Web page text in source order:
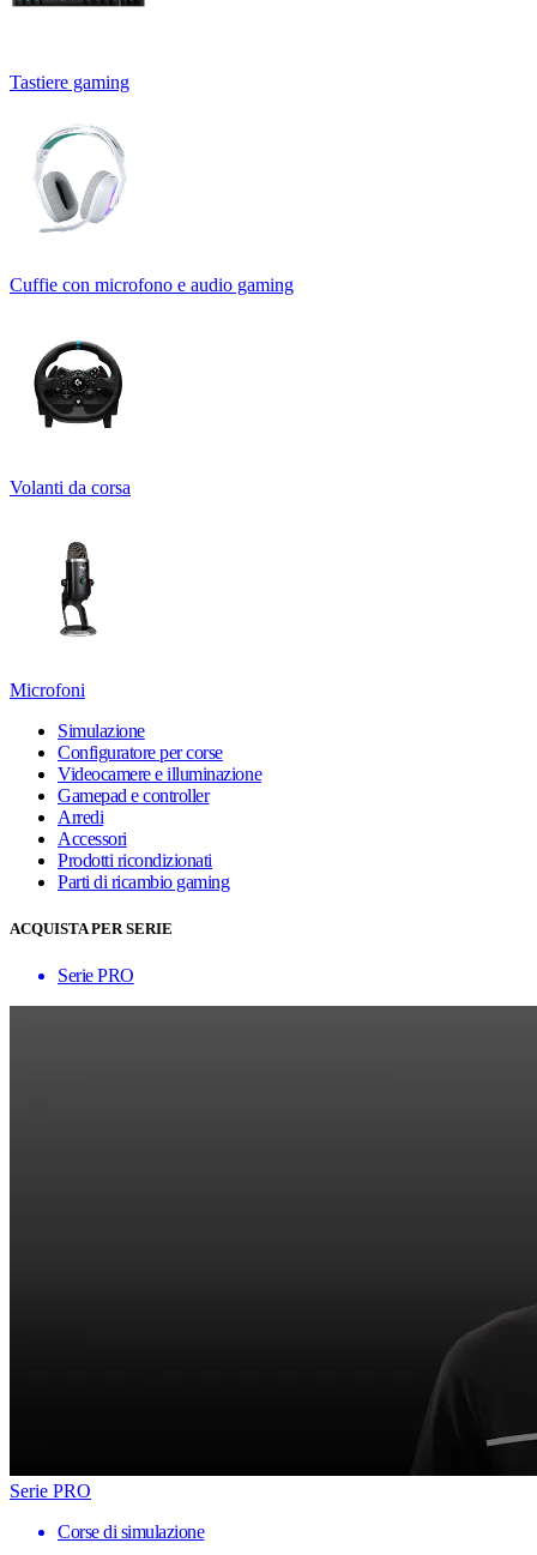
Tastiere gaming
Cuffie con microfono e audio gaming
Volanti da corsa
Microfoni
Simulazione
Configuratore per corse
Videocamere e illuminazione
Gamepad e controller
Arredi
Accessori
Prodotti ricondizionati
Parti di ricambio gaming
ACQUISTA PER SERIE
Serie PRO
Serie PRO
Corse di simulazione